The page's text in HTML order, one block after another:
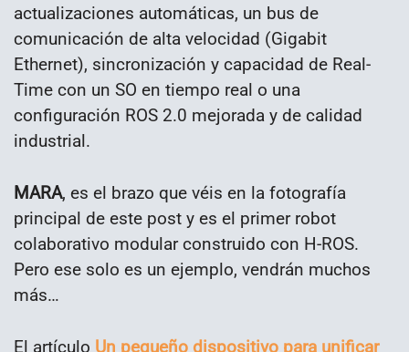
actualizaciones automáticas, un bus de
comunicación de alta velocidad (Gigabit
Ethernet), sincronización y capacidad de Real-
Time con un SO en tiempo real o una
configuración ROS 2.0 mejorada y de calidad
industrial.
MARA, es el brazo que véis en la fotografía
principal de este post y es el primer robot
colaborativo modular construido con H-ROS.
Pero ese solo es un ejemplo, vendrán muchos
más…
El artículo Un pequeño dispositivo para unificar